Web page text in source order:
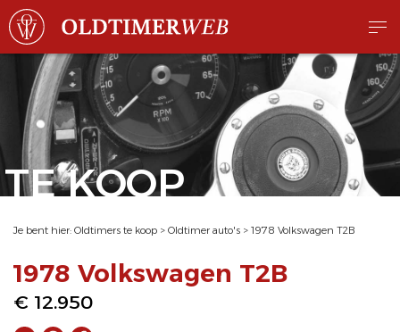
TE KOOP
Je bent hier: Oldtimers te koop > Oldtimer auto's > 1978 Volkswagen T2B
1978 Volkswagen T2B
€ 12.950